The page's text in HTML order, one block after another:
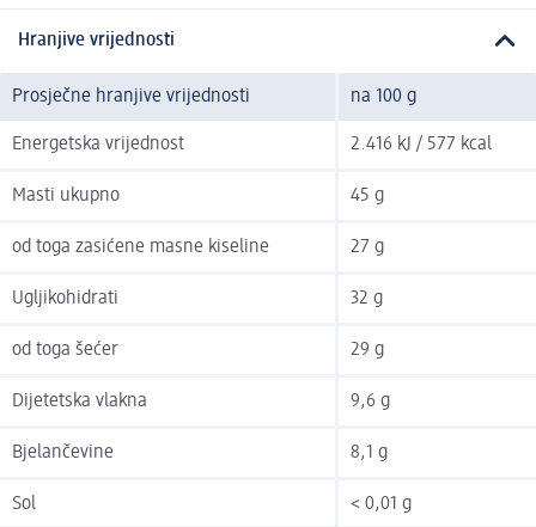
Hranjive vrijednosti
Prosječne hranjive vrijednosti na 100 g
Energetska vrijednost 2.416 kJ / 577 kcal
Masti ukupno 45 g
od toga zasićene masne kiseline 27 g
Ugljikohidrati 32 g
od toga šećer 29 g
Dijetetska vlakna 9,6 g
Bjelančevine 8,1 g
Sol < 0,01 g